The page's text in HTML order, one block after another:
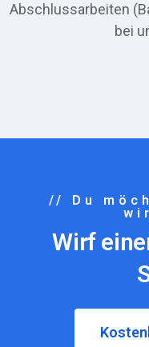
Abschlussarbeiten
bei
// Du
Wirf